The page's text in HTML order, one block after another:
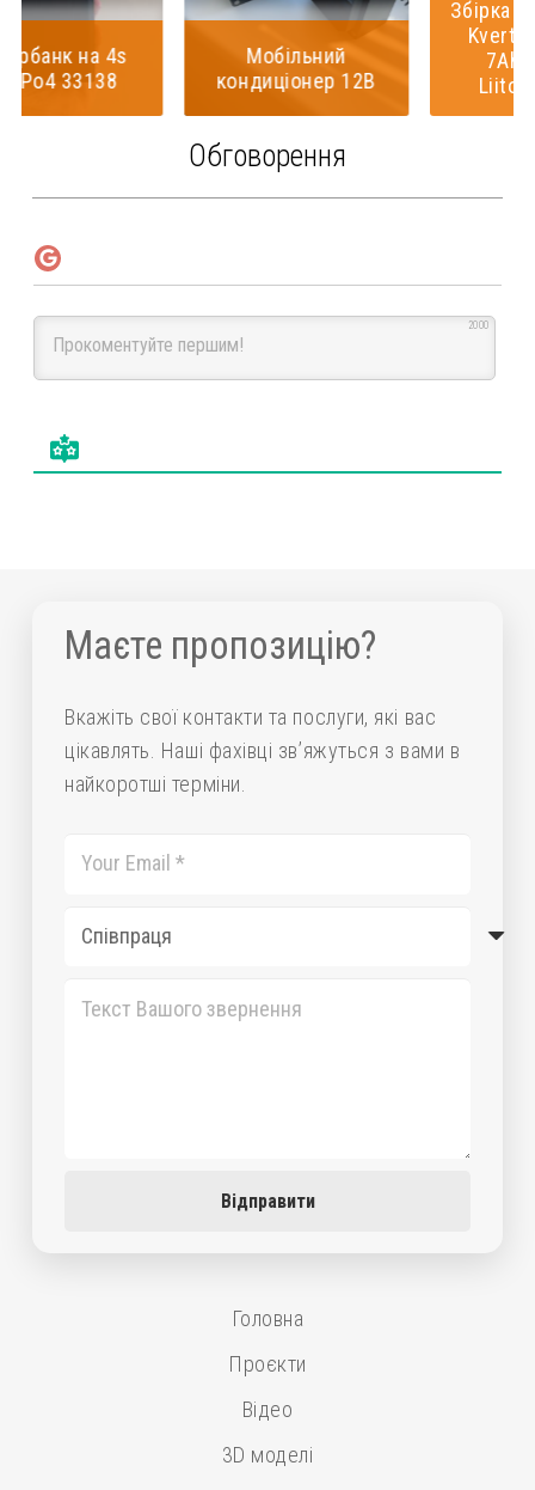
Мобільний
кондиціонер 12В
Збірка АКБ для реб
Kvertus ad g 6 –
7Ah LiFePo4
Liitokala 7000
Обговорення
2000
Маєте пропозицію?
Вкажіть свої контакти та послуги, які вас
цікавлять. Наші фахівці зв’яжуться з вами в
найкоротші терміни.
Відправити
Головна
Проєкти
Відео
3D моделі